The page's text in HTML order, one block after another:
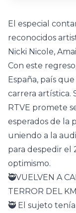
El especial
reconocidos
Nicki Nicole,
Con este
España, país
carrera artística.
RTVE promete
esperados de la
uniendo a la
para despedir el
optimismo.
🥷VUELVEN A
TERROR DEL
🥷 El sujeto